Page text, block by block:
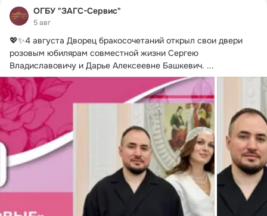
ОГБУ "ЗАГС-Сервис"
5 авг
💖✨4 августа Дворец бракосочетаний открыл свои двери
розовым юбилярам совместной жизни Сергею
Владиславовичу и Дарье Алексеевне Башкевич. ...